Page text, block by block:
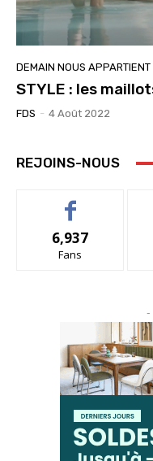
DEMAIN NOUS APPARTIENT
STYLE : les
FDS - 4 Août 2022
REJOINS-NOUS
6,937
Fans
-